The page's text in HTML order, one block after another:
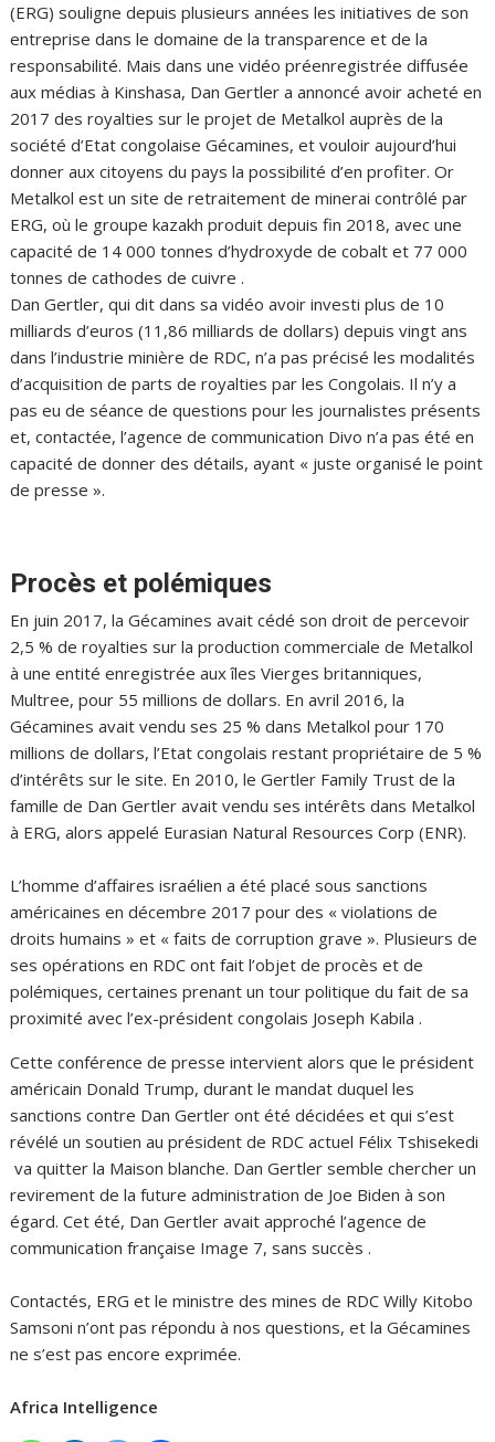
(ERG) souligne depuis plusieurs années les initiatives de son
entreprise dans le domaine de la transparence et de la
responsabilité. Mais dans une vidéo préenregistrée diffusée
aux médias à Kinshasa, Dan Gertler a annoncé avoir acheté en
2017 des royalties sur le projet de Metalkol auprès de la
société d’Etat congolaise Gécamines, et vouloir aujourd’hui
donner aux citoyens du pays la possibilité d’en profiter. Or
Metalkol est un site de retraitement de minerai contrôlé par
ERG, où le groupe kazakh produit depuis fin 2018, avec une
capacité de 14 000 tonnes d’hydroxyde de cobalt et 77 000
tonnes de cathodes de cuivre .
Dan Gertler, qui dit dans sa vidéo avoir investi plus de 10
milliards d’euros (11,86 milliards de dollars) depuis vingt ans
dans l’industrie minière de RDC, n’a pas précisé les modalités
d’acquisition de parts de royalties par les Congolais. Il n’y a
pas eu de séance de questions pour les journalistes présents
et, contactée, l’agence de communication Divo n’a pas été en
capacité de donner des détails, ayant « juste organisé le point
de presse ».
Procès et polémiques
En juin 2017, la Gécamines avait cédé son droit de percevoir
2,5 % de royalties sur la production commerciale de Metalkol
à une entité enregistrée aux îles Vierges britanniques,
Multree, pour 55 millions de dollars. En avril 2016, la
Gécamines avait vendu ses 25 % dans Metalkol pour 170
millions de dollars, l’Etat congolais restant propriétaire de 5 %
d’intérêts sur le site. En 2010, le Gertler Family Trust de la
famille de Dan Gertler avait vendu ses intérêts dans Metalkol
à ERG, alors appelé Eurasian Natural Resources Corp (ENR).
L’homme d’affaires israélien a été placé sous sanctions
américaines en décembre 2017 pour des « violations de
droits humains » et « faits de corruption grave ». Plusieurs de
ses opérations en RDC ont fait l’objet de procès et de
polémiques, certaines prenant un tour politique du fait de sa
proximité avec l’ex-président congolais Joseph Kabila .
Cette conférence de presse intervient alors que le président
américain Donald Trump, durant le mandat duquel les
sanctions contre Dan Gertler ont été décidées et qui s’est
révélé un soutien au président de RDC actuel Félix Tshisekedi
va quitter la Maison blanche. Dan Gertler semble chercher un
revirement de la future administration de Joe Biden à son
égard. Cet été, Dan Gertler avait approché l’agence de
communication française Image 7, sans succès .
Contactés, ERG et le ministre des mines de RDC Willy Kitobo
Samsoni n’ont pas répondu à nos questions, et la Gécamines
ne s’est pas encore exprimée.
Africa Intelligence